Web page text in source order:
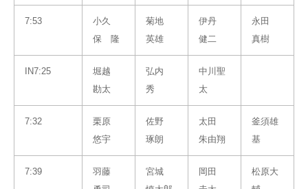
7:53
小久
保 隆
菊地
英雄
伊丹
健二
永田
真樹
IN7:25
堀越
勘太
弘内
秀
中川聖
太
7:32
栗原
悠宇
佐野
琢朗
太田
朱由翔
釜須雄
基
7:39
羽藤
宮城
岡田
松原大